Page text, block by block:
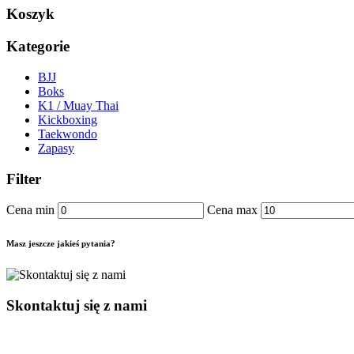
Koszyk
Kategorie
BJJ
Boks
K1 / Muay Thai
Kickboxing
Taekwondo
Zapasy
Filter
Cena min Cena max
Masz jeszcze jakieś pytania?
Skontaktuj się z nami